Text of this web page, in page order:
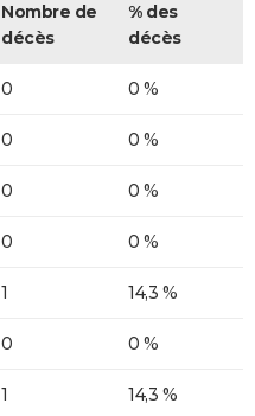
Nombre de
décès
% des
décès
0 0 %
0 0 %
0 0 %
0 0 %
1 14,3 %
0 0 %
1 14,3 %